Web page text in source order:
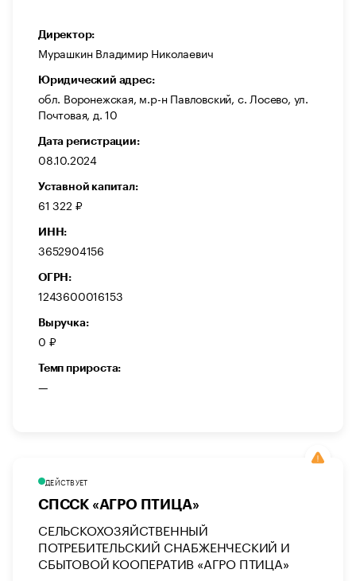
Директор:
Мурашкин Владимир Николаевич
Юридический адрес:
обл. Воронежская, м.р-н Павловский, с. Лосево, ул.
Почтовая, д. 10
Дата регистрации:
08.10.2024
Уставной капитал:
61 322 ₽
ИНН:
3652904156
ОГРН:
1243600016153
Выручка:
0 ₽
Темп прироста:
—
ДЕЙСТВУЕТ
СПССК «АГРО ПТИЦА»
СЕЛЬСКОХОЗЯЙСТВЕННЫЙ
ПОТРЕБИТЕЛЬСКИЙ СНАБЖЕНЧЕСКИЙ И
СБЫТОВОЙ КООПЕРАТИВ «АГРО ПТИЦА»